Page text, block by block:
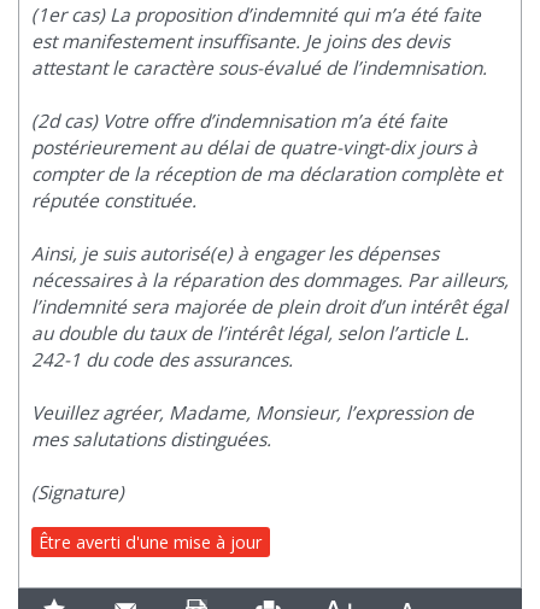
(1er cas) La proposition d’indemnité qui m’a été faite
est manifestement insuffisante. Je joins des devis
attestant le caractère sous-évalué de l’indemnisation.
(2d cas) Votre offre d’indemnisation m’a été faite
postérieurement au délai de quatre-vingt-dix jours à
compter de la réception de ma déclaration complète et
réputée constituée.
Ainsi, je suis autorisé(e) à engager les dépenses
nécessaires à la réparation des dommages. Par ailleurs,
l’indemnité sera majorée de plein droit d’un intérêt égal
au double du taux de l’intérêt légal, selon l’article L.
242-1 du code des assurances.
Veuillez agréer, Madame, Monsieur, l’expression de
mes salutations distinguées.
(Signature)
Être averti d'une mise à jour